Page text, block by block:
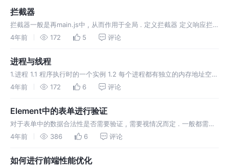
拦截器
拦截器一般是再main.js中 , 从而作用于全局 . 定义拦截器 定义响应拦
截器 拦截器的写法较为固定, 大多是复制粘贴套用 .
4年前 172 5 评论
进程与线程
1.进程 1.1 程序执行时的一个实例 1.2 每个进程都有独立的内存地址空间
1.3 系统进行资源分配和调度的基本单位
4年前 172 6 评论
Element中的表单进行验证
对于表单中的数据合法性是否需要验证 , 需要视情况而定 . 一般都需要
对表单需要进行验证 , 因为作为第一道护城河 , 将数据进行筛选可以降
4年前 386 6 评论
如何进行前端性能优化